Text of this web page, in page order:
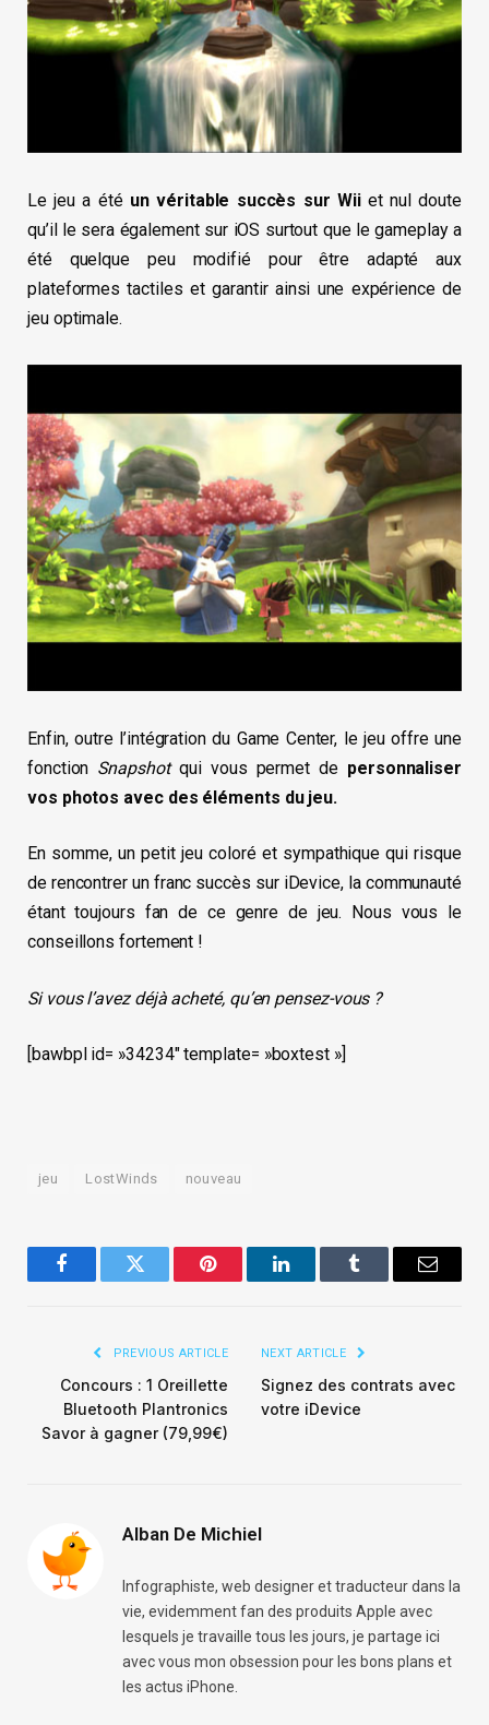
Le jeu a été un véritable succès sur Wiiet nul doute
qu’il le sera également sur iOS surtout que le gameplay a
été quelque peu modifié pour être adapté aux
plateformes tactiles et garantir ainsi une expérience de
jeu optimale.
Enfin, outre l’intégration du Game Center, le jeu offre une
fonction Snapshotqui vous permet de personnaliser
vos photos avec des éléments du jeu.
En somme, un petit jeu coloré et sympathique qui risque
de rencontrer un franc succès sur iDevice, la communauté
étant toujours fan de ce genre de jeu. Nous vous le
conseillons fortement !
Si vous l’avez déjà acheté, qu’en pensez-vous ?
[bawbpl id= »34234″ template= »boxtest »]
jeu LostWinds nouveau
FacebookTwitter Pinterest LinkedInTumblr Email
PREVIOUS ARTICLE
Concours : 1 Oreillette
Bluetooth Plantronics
Savor à gagner (79,99€)
NEXT ARTICLE
Signez des contrats avec
votre iDevice
Alban De Michiel
Infographiste, web designer et traducteur dans la
vie, evidemment fan des produits Apple avec
lesquels je travaille tous les jours, je partage ici
avec vous mon obsession pour les bons plans et
les actus iPhone.